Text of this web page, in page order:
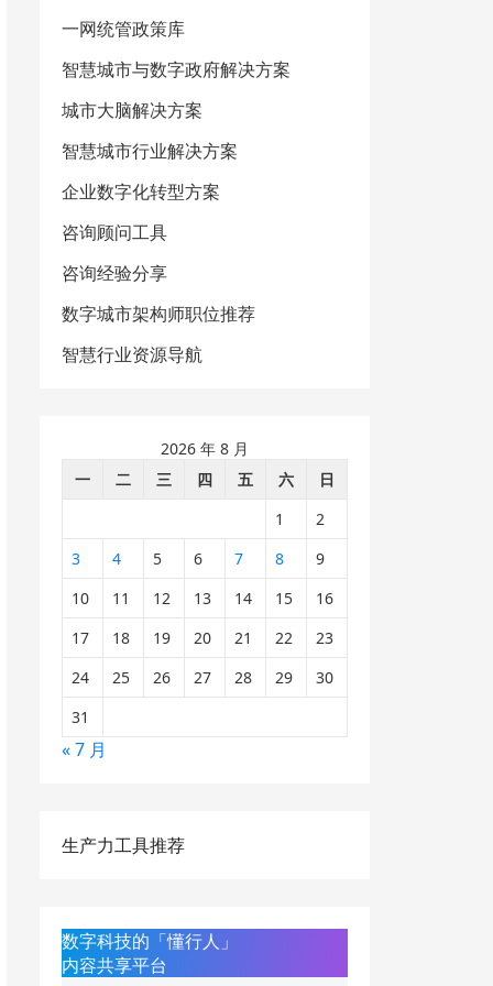
一网统管政策库
智慧城市与数字政府解决方案
城市大脑解决方案
智慧城市行业解决方案
企业数字化转型方案
咨询顾问工具
咨询经验分享
数字城市架构师职位推荐
智慧行业资源导航
2026 年 8 月
一
二 三 四 五 六
日
1
2
3
4 5 6 7 8
9
10
11 12 13 14 15
16
17
18 19 20 21 22
23
24
25 26 27 28 29
30
31
« 7 月
生产力工具推荐
数字科技的「懂行人」
内容共享平台